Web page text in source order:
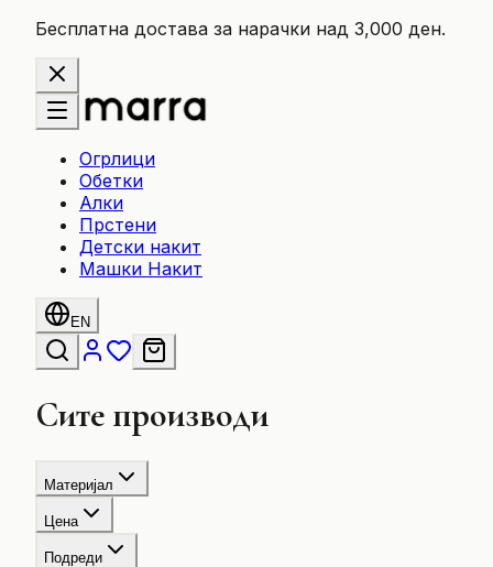
Бесплатна достава за нарачки над 3,000 ден.
Огрлици
Обетки
Алки
Прстени
Детски накит
Машки Накит
EN
Сите производи
Материјал
Цена
Подреди